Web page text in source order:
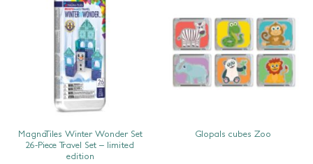
MagnaTiles Winter Wonder Set
26-Piece Travel Set – limited
edition
Glopals cubes Zoo